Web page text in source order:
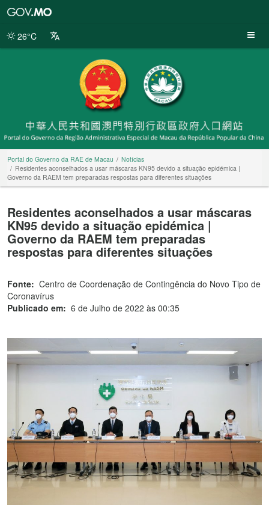
da
26°C
Portal do Governo da RAE de Macau
Notícias
Residentes aconselhados a usar máscaras KN95 devido a situação epidémica |
Governo da RAEM tem preparadas respostas para diferentes situações
Residentes aconselhados a usar máscaras
KN95 devido a situação epidémica |
Governo da RAEM tem preparadas
respostas para diferentes situações
Fonte: Centro de Coordenação de Contingência do Novo Tipo de
Coronavírus
Publicado em: 6 de Julho de 2022 às 00:35